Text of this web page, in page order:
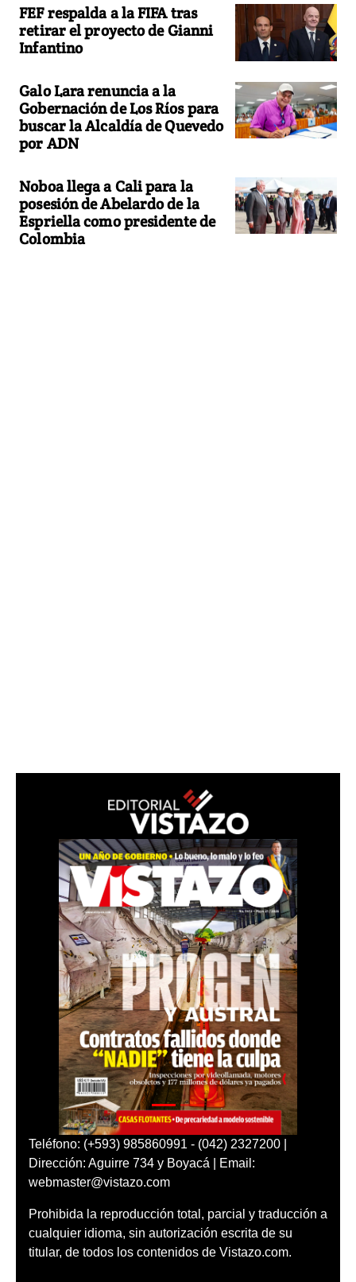
FEF respalda a la FIFA tras
retirar el proyecto de Gianni
Infantino
Galo Lara renuncia a la
Gobernación de Los Ríos para
buscar la Alcaldía de Quevedo
por ADN
Noboa llega a Cali para la
posesión de Abelardo de la
Espriella como presidente de
Colombia
Teléfono: (+593) 985860991 - (042) 2327200 |
Dirección: Aguirre 734 y Boyacá | Email:
webmaster@vistazo.com
Prohibida la reproducción total, parcial y traducción a
cualquier idioma, sin autorización escrita de su
titular, de todos los contenidos de Vistazo.com.